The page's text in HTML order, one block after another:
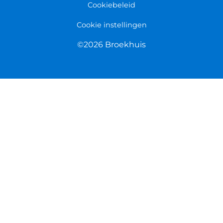
Cookiebeleid
Cookie instellingen
©2026 Broekhuis